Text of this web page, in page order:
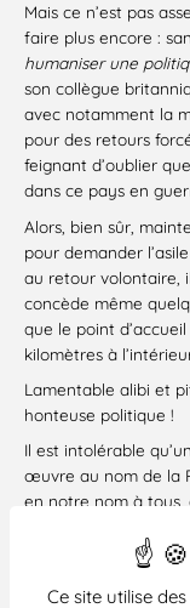
Ce site utilise
Mais ce n’est pas
faire plus encore :
humaniser une
son collègue
avec notamment la
pour des retours
feignant d’oublier
dans ce pays en
Alors, bien sûr,
pour demander
au retour volontaire,
concède même
que le point
kilomètres à
Lamentable alibi et
honteuse politique !
Il est intolérable
œuvre au nom de la
en notre nom à tous,
Emile Zola, Jean
A la veille du scrutin
nécessaire de